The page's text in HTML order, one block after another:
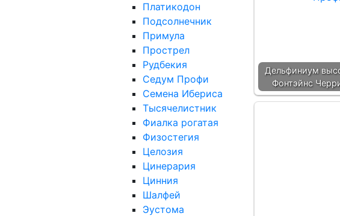
Платикодон
Подсолнечник
Примула
Прострел
Рудбекия
Седум Профи
Семена Ибериса
Тысячелистник
Фиалка рогатая
Физостегия
Целозия
Цинерария
Цинния
Шалфей
Эустома
Дельфиниум
Фонтэйнс